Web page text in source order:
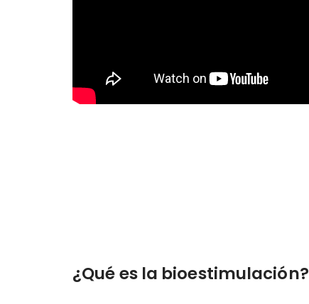
¿Qué es la bioestimulación?